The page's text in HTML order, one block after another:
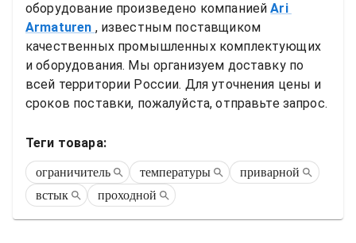
оборудование произведено компанией Ari
Armaturen , известным поставщиком
качественных промышленных комплектующих
и оборудования. Мы организуем доставку по
всей территории России. Для уточнения цены и
сроков поставки, пожалуйста, отправьте запрос.
Теги товара:
ограничитель температуры
приварной
встык
проходной